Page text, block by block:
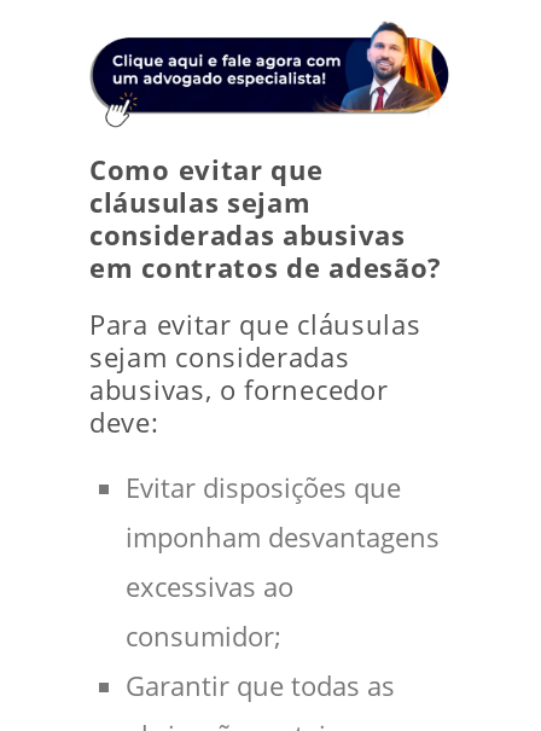
Como evitar que
cláusulas sejam
consideradas abusivas
em contratos de adesão?
Para evitar que cláusulas
sejam consideradas
abusivas, o fornecedor
deve:
Evitar disposições que
imponham desvantagens
excessivas ao
consumidor;
Garantir que todas as